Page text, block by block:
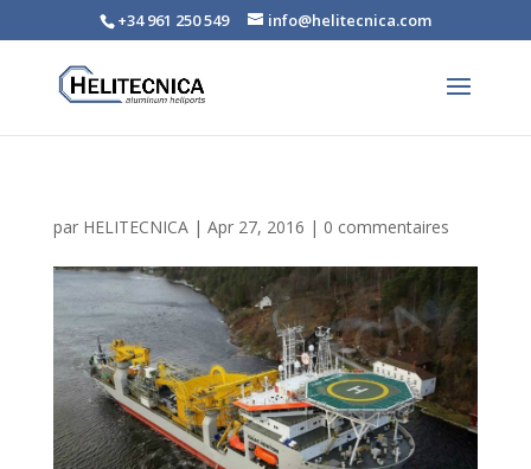
+34 961 250 549 info@helitecnica.com
par HELITECNICA| Apr 27, 2016 | 0 commentaires